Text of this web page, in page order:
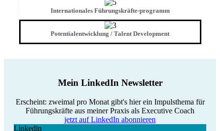
Internationales Führungskräfte-programm
Potentialentwicklung / Talent Development
Mein LinkedIn Newsletter
Erscheint: zweimal pro Monat gibt's hier ein Impulsthema für
Führungskräfte aus meiner Praxis als Executive Coach
jetzt auf LinkedIn abonnieren
Linkedin